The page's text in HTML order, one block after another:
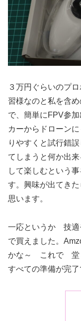
３万円ぐらいのプ
習様なのと私を含
で、簡単にFPV参
カーからドローン
りやすくと試行錯
てしまうと何か出
して楽しむという
す。興味が出てき
思います。
一応というか 技適
で買えました。
かな～ これで 堂
すべての準備が完了